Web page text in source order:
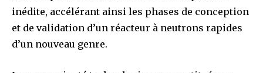
inédite, accélérant ainsi les phases de conception
et de validation d’un réacteur à neutrons rapides
d’un nouveau genre.